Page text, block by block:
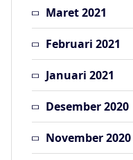
Maret 2021
Februari 2021
Januari 2021
Desember 2020
November 2020